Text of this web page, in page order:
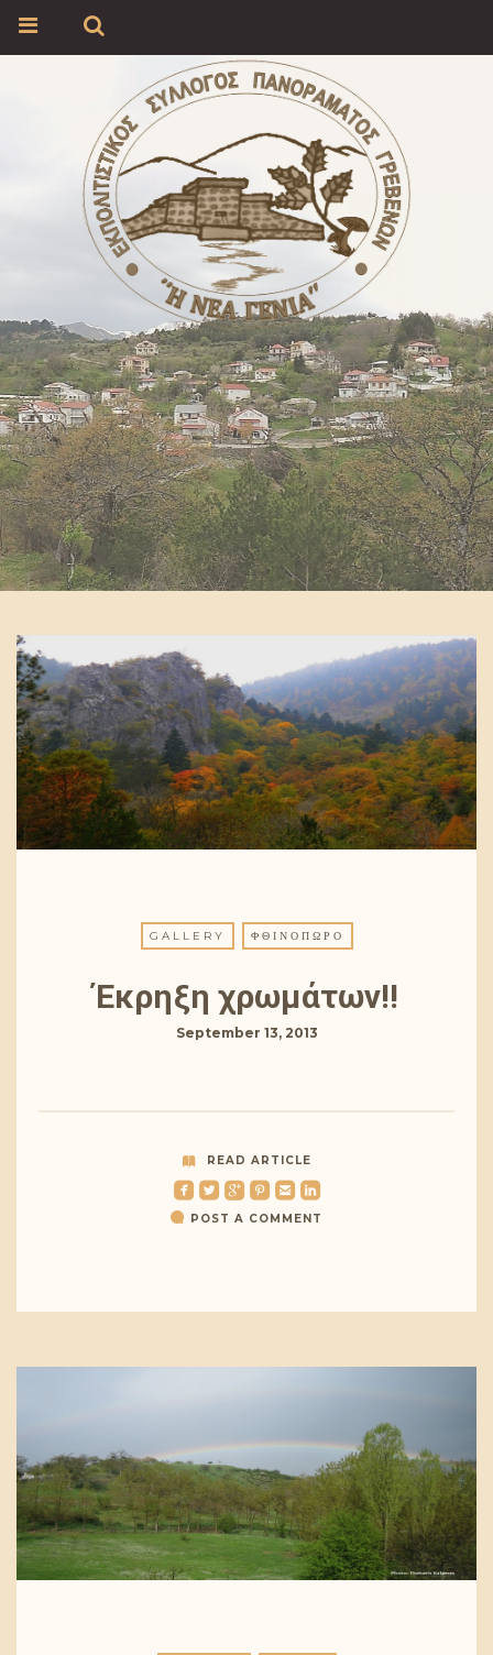
GALLERY ΦΘΙΝΌΠΩΡΟ
Έκρηξη χρωμάτων!!
September 13, 2013
READ ARTICLE
roundedfacebook roundedtwitterbird roundedgoogleplus roundedpinterest roundedemail roundedlinkedin
POST A COMMENT